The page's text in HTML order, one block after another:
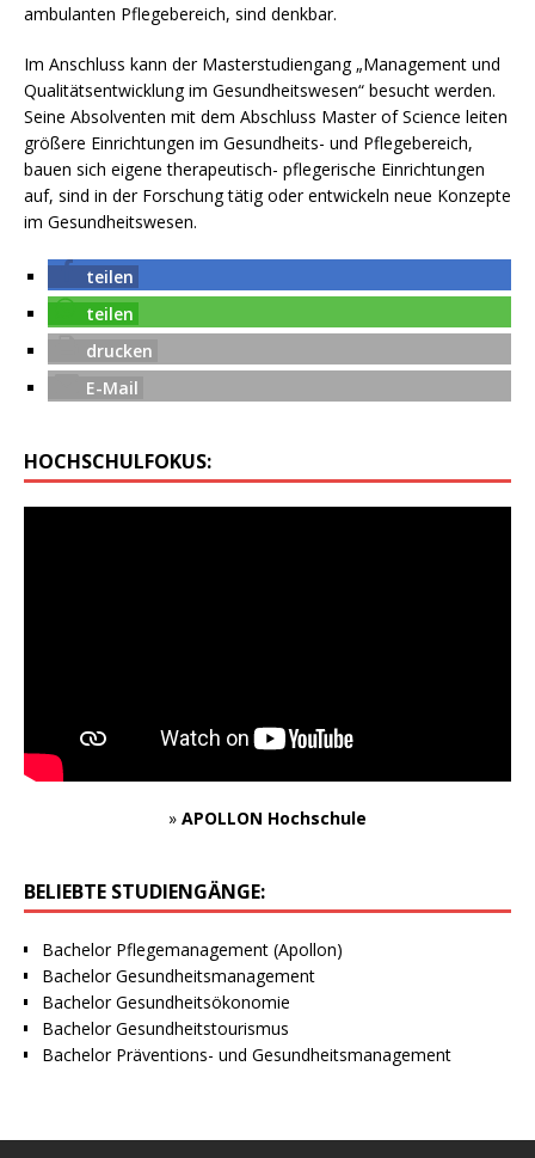
ambulanten Pflegebereich, sind denkbar.
Im Anschluss kann der Masterstudiengang „Management und
Qualitätsentwicklung im Gesundheitswesen“ besucht werden.
Seine Absolventen mit dem Abschluss Master of Science leiten
größere Einrichtungen im Gesundheits- und Pflegebereich,
bauen sich eigene therapeutisch- pflegerische Einrichtungen
auf, sind in der Forschung tätig oder entwickeln neue Konzepte
im Gesundheitswesen.
teilen
teilen
drucken
E-Mail
HOCHSCHULFOKUS:
» APOLLON Hochschule
BELIEBTE STUDIENGÄNGE:
Bachelor Pflegemanagement (Apollon)
Bachelor Gesundheitsmanagement
Bachelor Gesundheitsökonomie
Bachelor Gesundheitstourismus
Bachelor Präventions- und Gesundheitsmanagement